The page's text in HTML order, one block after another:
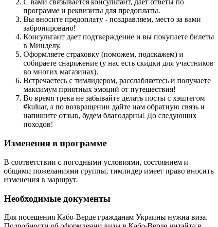
С вами связывается консультант, дает ответы по
программе и реквизиты для предоплаты.
Вы вносите предоплату - поздравляем, место за вами
забронировано!
Консультант дает подтверждение и вы покупаете билеты
в Минделу.
Оформляете страховку (поможем, подскажем) и
собираете снаряжение (у нас есть скидки для участников
во многих магазинах).
Встречаетесь с тимлидером, расслабляетесь и получаете
максимум приятных эмоций от путешествия!
Во время трека не забывайте делать посты с хэштегом
#kuluar, а по возвращении дайте нам обратную связь и
напишите отзыв, будем благодарны! До следующих
походов!
Изменения в программе
В соответствии с погодными условиями, состоянием и
общими пожеланиями группы, тимлидер имеет право вносить
изменения в маршрут.
Необходимые документы
Для посещения Кабо-Верде гражданам Украины нужна виза.